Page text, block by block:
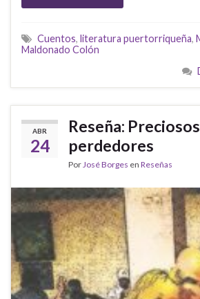
Cuentos, literatura puertorriqueña,
Maldonado Colón
ABR
24
Reseña: Preciosos
perdedores
PorJosé Borges en Reseñas